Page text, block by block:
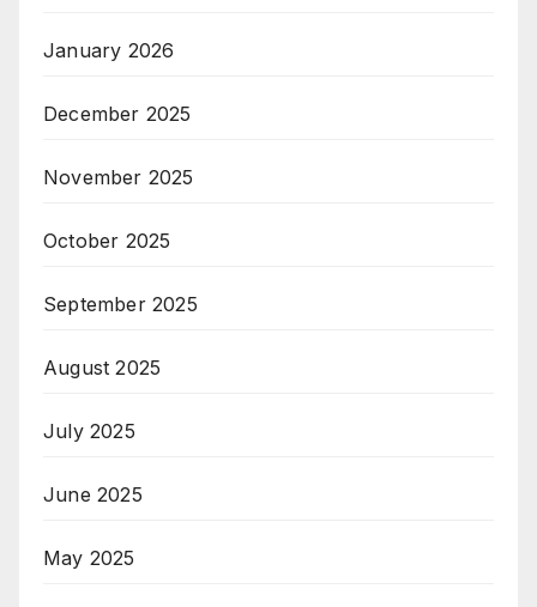
January 2026
December 2025
November 2025
October 2025
September 2025
August 2025
July 2025
June 2025
May 2025